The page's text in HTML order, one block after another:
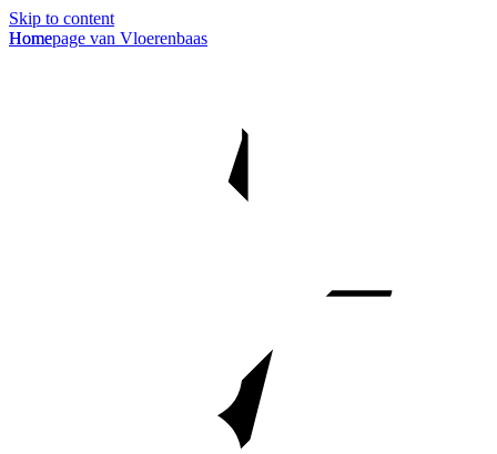
Skip to content
Homepage van Vloerenbaas
Home